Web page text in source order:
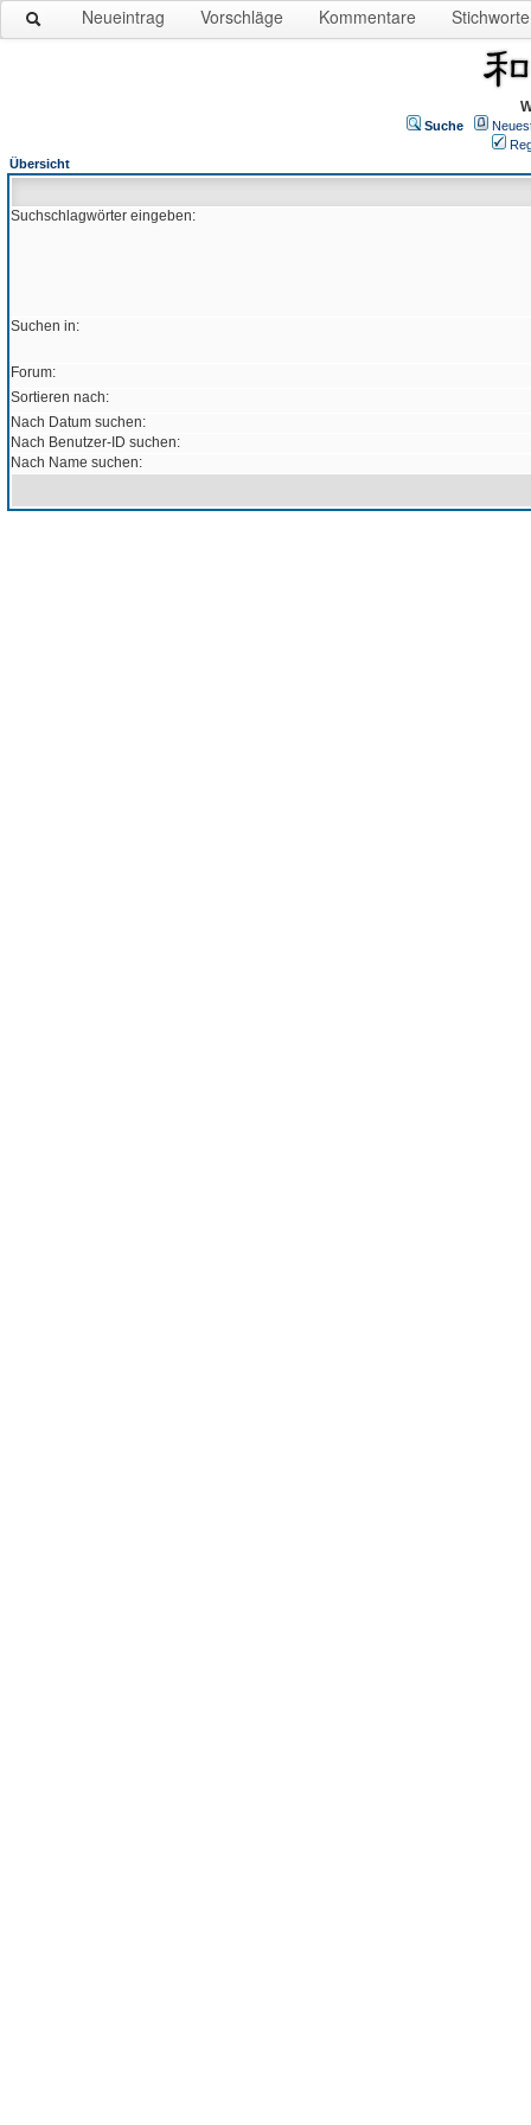
Neueintrag Vorschläge Kommentare Stichworte
Suche
Übersicht
Suchschlagwörter eingeben:
Suchen in:
Forum:
Sortieren nach:
Nach Datum suchen:
Nach Benutzer-ID suchen:
Nach Name suchen: